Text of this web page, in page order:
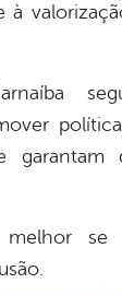
à
garantam
melhor se